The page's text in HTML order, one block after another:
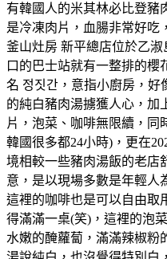
有韓國人的米其林必比登豬
是冷凍肉片，血腸非常好吃
釜山灶房 新平總店位於乙
口的巴士站就有一整排的櫻
名 정짓간，意指小廚房，好
的純白豬肉湯擄獲人心，加
片，泡菜、咖啡無限續，同
韓國很多都24小時)，更在
境相較一些豬肉湯飯的老店
意，是以現場多數是年輕人
這裡的咖啡也是可以自由取
得滿滿一桌(笑)，這裡的泡
水嫩的醃蘿蔔，滿滿辣椒粉